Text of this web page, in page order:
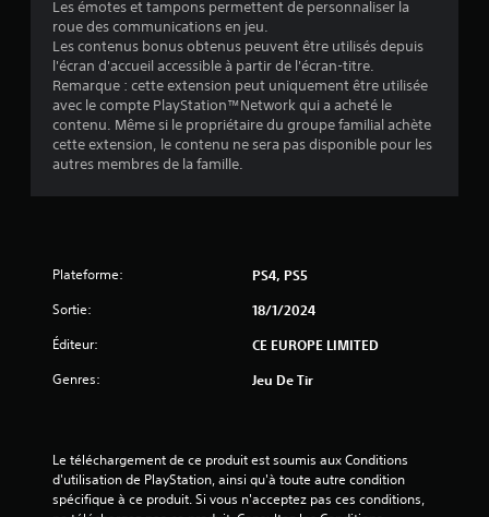
Les émotes et tampons permettent de personnaliser la
roue des communications en jeu.
Les contenus bonus obtenus peuvent être utilisés depuis
l'écran d'accueil accessible à partir de l'écran-titre.
Remarque : cette extension peut uniquement être utilisée
avec le compte PlayStation™Network qui a acheté le
contenu. Même si le propriétaire du groupe familial achète
cette extension, le contenu ne sera pas disponible pour les
autres membres de la famille.
Plateforme: PS4, PS5
Sortie: 18/1/2024
Éditeur: CE EUROPE LIMITED
Genres: Jeu De Tir
Le téléchargement de ce produit est soumis aux Conditions
d'utilisation de PlayStation, ainsi qu'à toute autre condition
spécifique à ce produit. Si vous n'acceptez pas ces conditions,